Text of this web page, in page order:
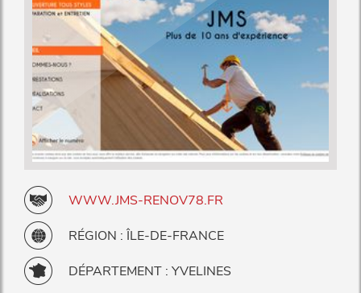
WWW.JMS-RENOV78.FR
RÉGION : ÎLE-DE-FRANCE
DÉPARTEMENT : YVELINES